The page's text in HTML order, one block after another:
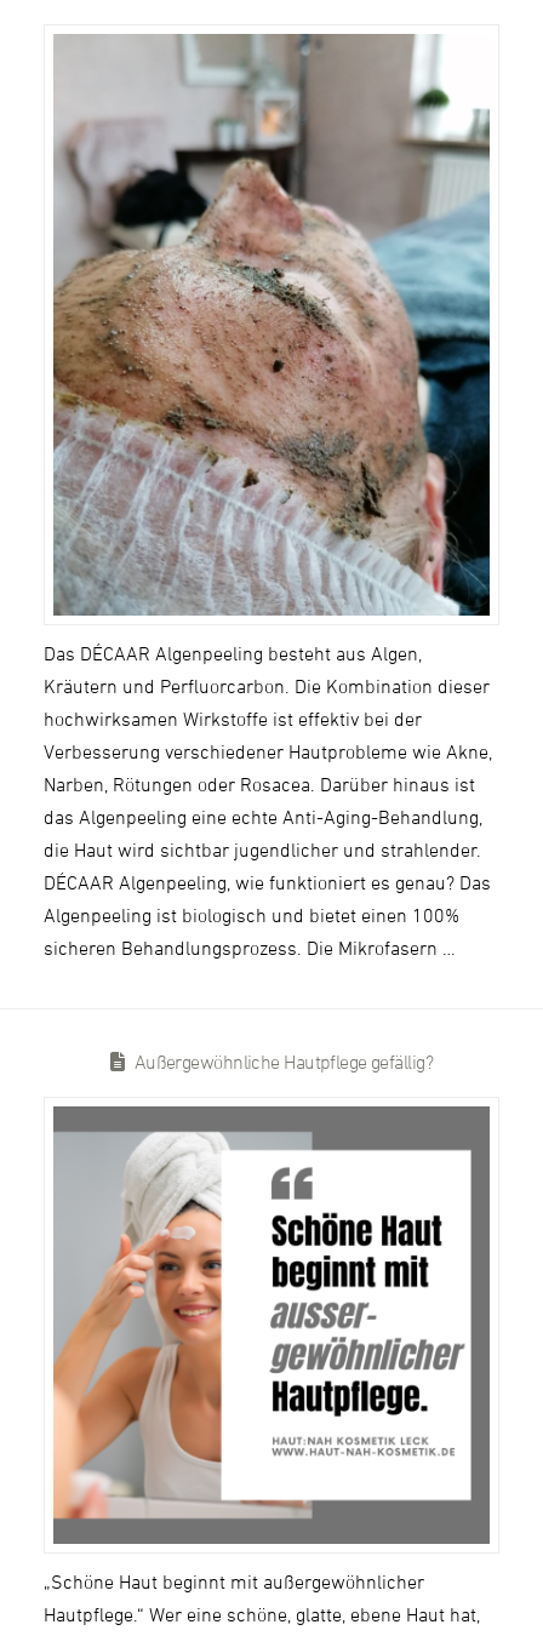
Das DÉCAAR Algenpeeling besteht aus Algen,
Kräutern und Perfluorcarbon. Die Kombination dieser
hochwirksamen Wirkstoffe ist effektiv bei der
Verbesserung verschiedener Hautprobleme wie Akne,
Narben, Rötungen oder Rosacea. Darüber hinaus ist
das Algenpeeling eine echte Anti-Aging-Behandlung,
die Haut wird sichtbar jugendlicher und strahlender.
DÉCAAR Algenpeeling, wie funktioniert es genau? Das
Algenpeeling ist biologisch und bietet einen 100%
sicheren Behandlungsprozess. Die Mikrofasern …
Außergewöhnliche Hautpflege gefällig?
„Schöne Haut beginnt mit außergewöhnlicher
Hautpflege.“ Wer eine schöne, glatte, ebene Haut hat,